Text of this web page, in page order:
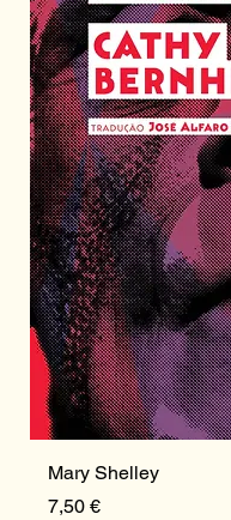
Mary Shelley
Preço
7,50 €